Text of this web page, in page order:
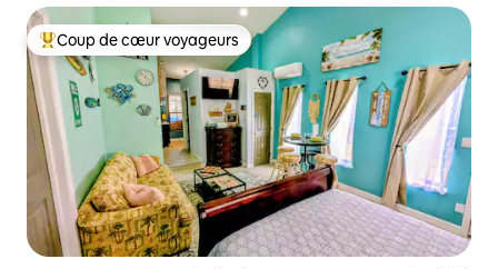
Coups de cœur voyageurs les plus appréciés
Coup de cœur voyageurs